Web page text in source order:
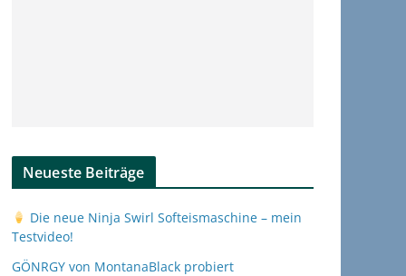
Neueste Beiträge
Die neue Ninja Swirl Softeismaschine – mein
Testvideo!
GÖNRGY von MontanaBlack probiert